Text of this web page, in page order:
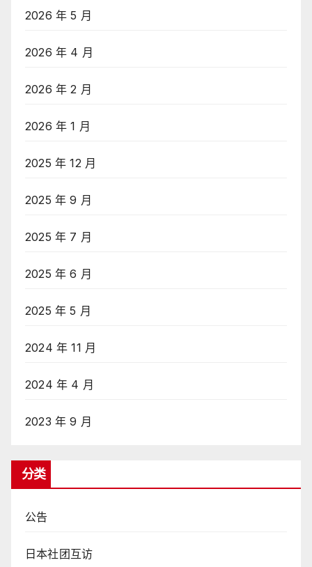
2026 年 5 月
2026 年 4 月
2026 年 2 月
2026 年 1 月
2025 年 12 月
2025 年 9 月
2025 年 7 月
2025 年 6 月
2025 年 5 月
2024 年 11 月
2024 年 4 月
2023 年 9 月
分类
公告
日本社团互访